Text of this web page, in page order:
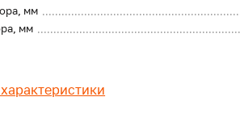
мм
мм